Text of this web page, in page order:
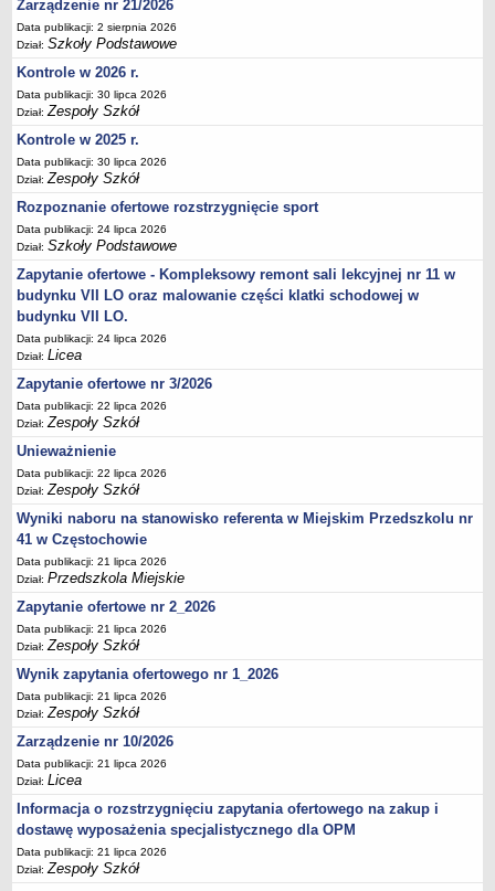
Dane podstawowe
Statut
Majątek
Godziny dyżurów
Ogłoszenia
Zarządzenia
Rejestry, ewidencje, archiwa
Kontrole
PONOWNE WYKORZYSTYWANIE
Sprawozdania
Deklaracja dostępności
OŚWIADCZENIA MAJĄTKOWE
PONOWNE WYKORZYSTYWANIE
OCHRONA DANYCH OSOBOWYCH
Zarządzenie nr 21/2026
Data publikacji: 2 sierpnia 2026
Dział:Szkoły Podstawowe
Kontrole w 2026 r.
Data publikacji: 30 lipca 2026
Dział:Zespoły Szkół
Kontrole w 2025 r.
Data publikacji: 30 lipca 2026
Dział:Zespoły Szkół
Rozpoznanie ofertowe rozstrzygnięcie sport
Data publikacji: 24 lipca 2026
Dział:Szkoły Podstawowe
Zapytanie ofertowe - Kompleksowy remont sali lekcyjnej nr 11 w
budynku VII LO oraz malowanie części klatki schodowej w
budynku VII LO.
Data publikacji: 24 lipca 2026
Dział:Licea
Zapytanie ofertowe nr 3/2026
Data publikacji: 22 lipca 2026
Dział:Zespoły Szkół
Unieważnienie
Data publikacji: 22 lipca 2026
Dział:Zespoły Szkół
Wyniki naboru na stanowisko referenta w Miejskim Przedszkolu nr
41 w Częstochowie
Data publikacji: 21 lipca 2026
Dział:Przedszkola Miejskie
Zapytanie ofertowe nr 2_2026
Data publikacji: 21 lipca 2026
Dział:Zespoły Szkół
Wynik zapytania ofertowego nr 1_2026
Data publikacji: 21 lipca 2026
Dział:Zespoły Szkół
Zarządzenie nr 10/2026
Data publikacji: 21 lipca 2026
Dział:Licea
Informacja o rozstrzygnięciu zapytania ofertowego na zakup i
dostawę wyposażenia specjalistycznego dla OPM
Data publikacji: 21 lipca 2026
Dział:Zespoły Szkół